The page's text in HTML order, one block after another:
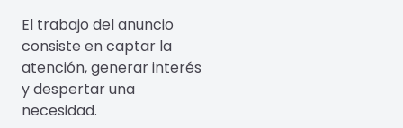
El trabajo del anuncio
consiste en captar la
atención, generar interés
y despertar una
necesidad.